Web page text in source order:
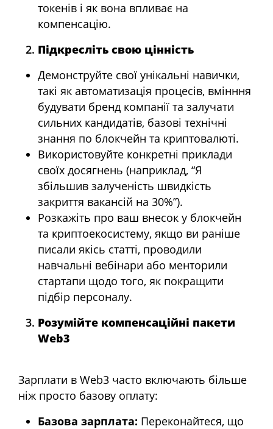
токенів і як вона впливає на
компенсацію.
Підкресліть свою цінність
Демонструйте свої унікальні навички,
такі як автоматизація процесів, вмінння
будувати бренд компанії та залучати
сильних кандидатів, базові технічні
знання по блокчейн та криптовалюті.
Використовуйте конкретні приклади
своїх досягнень (наприклад, “Я
збільшив залученість швидкість
закриття вакансій на 30%”).
Розкажіть про ваш внесок у блокчейн
та криптоекосистему, якщо ви раніше
писали якісь статті, проводили
навчальні вебінари або менторили
стартапи щодо того, як покращити
підбір персоналу.
Розумійте компенсаційні пакети
Web3
Зарплати в Web3 часто включають більше
ніж просто базову оплату:
Базова зарплата: Переконайтеся, що